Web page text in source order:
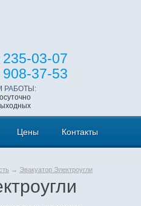
03-07
37-53
РАБОТЫ:
Цены Контакты
→ Эвакуатор Электроугли